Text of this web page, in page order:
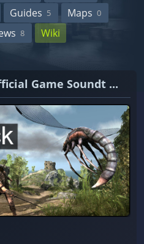
Guides 5 Maps 0
8 Wiki
Game Soundt ...